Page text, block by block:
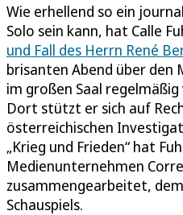
Wie erhellend so ein
Solo sein kann, hat Calle
und Fall des Herrn René
brisanten Abend über
im großen Saal
Dort stützt er sich auf
österreichischen
„Krieg und Frieden“ hat
Medienunternehmen
zusammengearbeitet,
Schauspiels.